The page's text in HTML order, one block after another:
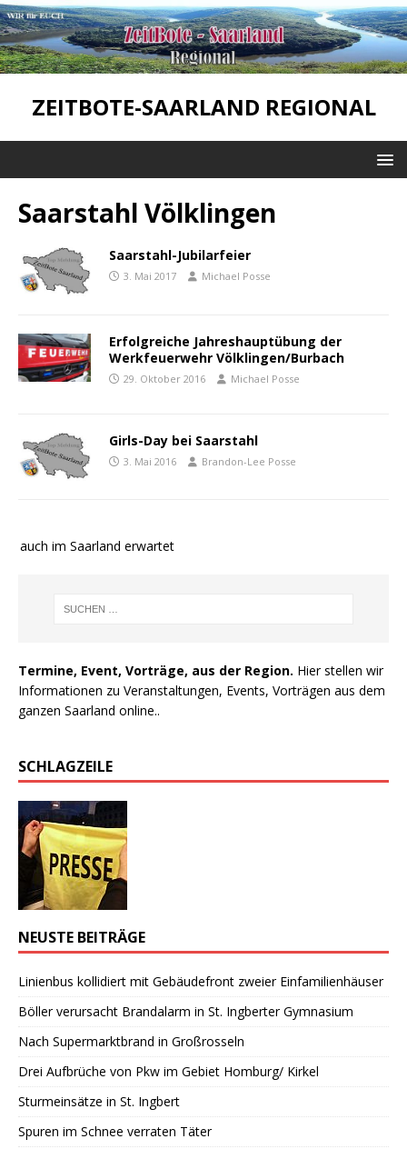
ZEITBOTE-SAARLAND REGIONAL
Saarstahl Völklingen
Saarstahl-Jubilarfeier
3. Mai 2017 Michael Posse
Erfolgreiche Jahreshauptübung der
Werkfeuerwehr Völklingen/Burbach
29. Oktober 2016 Michael Posse
Girls-Day bei Saarstahl
3. Mai 2016 Brandon-Lee Posse
auch im Saarland erwartet
Termine, Event, Vorträge, aus der Region. Hier stellen wir
Informationen zu Veranstaltungen, Events, Vorträgen aus dem
ganzen Saarland online..
SCHLAGZEILE
NEUSTE BEITRÄGE
Linienbus kollidiert mit Gebäudefront zweier Einfamilienhäuser
Böller verursacht Brandalarm in St. Ingberter Gymnasium
Nach Supermarktbrand in Großrosseln
Drei Aufbrüche von Pkw im Gebiet Homburg/ Kirkel
Sturmeinsätze in St. Ingbert
Spuren im Schnee verraten Täter